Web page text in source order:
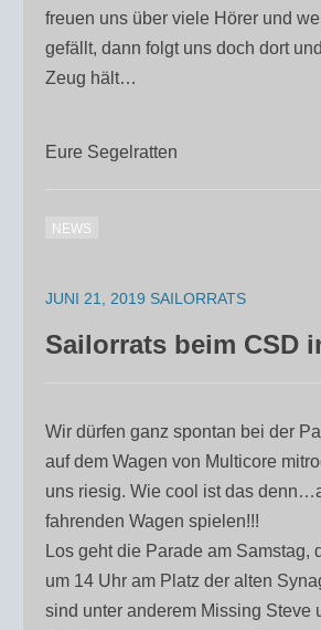
freuen uns über viele Hörer und
gefällt, dann folgt uns doch dort
Zeug hält…
Eure Segelratten
NEWS
JUNI 21, 2019 SAILORRATS
Sailorrats beim CSD
Wir dürfen ganz spontan bei der
auf dem Wagen von Multicore
uns riesig. Wie cool ist das
fahrenden Wagen spielen!!!
Los geht die Parade am Samstag,
um 14 Uhr am Platz der alten
sind unter anderem Missing Steve